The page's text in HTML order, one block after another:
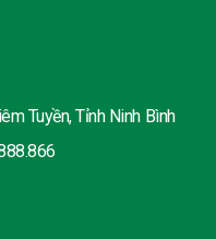
Tuyền, Tỉnh Ninh Bình